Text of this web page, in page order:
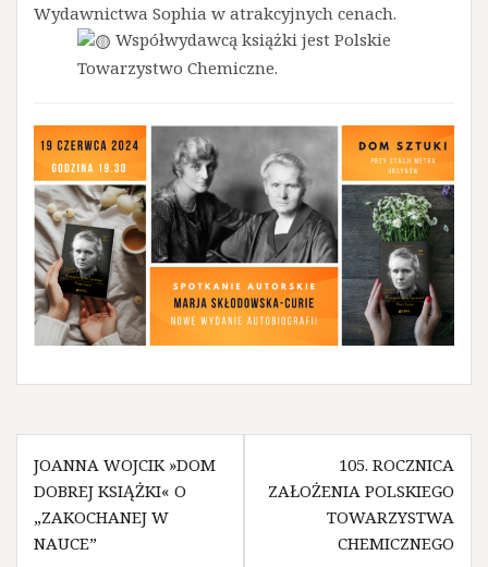
Wydawnictwa Sophia w atrakcyjnych cenach.
Współwydawcą książki jest Polskie
Towarzystwo Chemiczne.
Nawigacja
wpisu
JOANNA WOJCIK »DOM
DOBREJ KSIĄŻKI« O
„ZAKOCHANEJ W
NAUCE”
105. ROCZNICA
ZAŁOŻENIA POLSKIEGO
TOWARZYSTWA
CHEMICZNEGO